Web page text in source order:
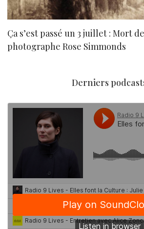
Ça s’est passé un 3 juillet : Mort
photographe Rose Simmonds
Derniers